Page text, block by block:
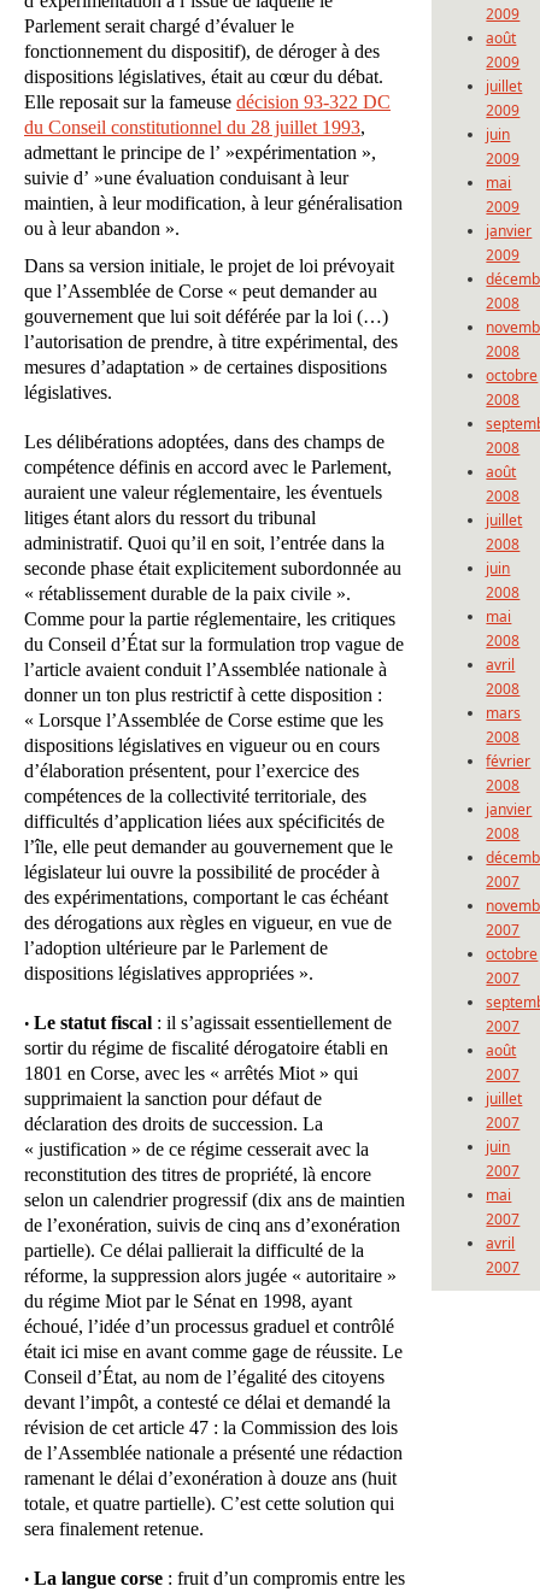
Parlement serait chargé d’évaluer le
fonctionnement du dispositif), de déroger à des
dispositions législatives, était au cœur du débat.
Elle reposait sur la fameuse décision 93-322 DC
du Conseil constitutionnel du 28 juillet 1993,
admettant le principe de l’ »expérimentation »,
suivie d’ »une évaluation conduisant à leur
maintien, à leur modification, à leur généralisation
ou à leur abandon ».
Dans sa version initiale, le projet de loi prévoyait
que l’Assemblée de Corse « peut demander au
gouvernement que lui soit déférée par la loi (…)
l’autorisation de prendre, à titre expérimental, des
mesures d’adaptation » de certaines dispositions
législatives.
Les délibérations adoptées, dans des champs de
compétence définis en accord avec le Parlement,
auraient une valeur réglementaire, les éventuels
litiges étant alors du ressort du tribunal
administratif. Quoi qu’il en soit, l’entrée dans la
seconde phase était explicitement subordonnée au
« rétablissement durable de la paix civile ».
Comme pour la partie réglementaire, les critiques
du Conseil d’État sur la formulation trop vague de
l’article avaient conduit l’Assemblée nationale à
donner un ton plus restrictif à cette disposition :
« Lorsque l’Assemblée de Corse estime que les
dispositions législatives en vigueur ou en cours
d’élaboration présentent, pour l’exercice des
compétences de la collectivité territoriale, des
difficultés d’application liées aux spécificités de
l’île, elle peut demander au gouvernement que le
législateur lui ouvre la possibilité de procéder à
des expérimentations, comportant le cas échéant
des dérogations aux règles en vigueur, en vue de
l’adoption ultérieure par le Parlement de
dispositions législatives appropriées ».
• Le statut fiscal : il s’agissait essentiellement de
sortir du régime de fiscalité dérogatoire établi en
1801 en Corse, avec les « arrêtés Miot » qui
supprimaient la sanction pour défaut de
déclaration des droits de succession. La
« justification » de ce régime cesserait avec la
reconstitution des titres de propriété, là encore
selon un calendrier progressif (dix ans de maintien
de l’exonération, suivis de cinq ans d’exonération
partielle). Ce délai pallierait la difficulté de la
réforme, la suppression alors jugée « autoritaire »
du régime Miot par le Sénat en 1998, ayant
échoué, l’idée d’un processus graduel et contrôlé
était ici mise en avant comme gage de réussite. Le
Conseil d’État, au nom de l’égalité des citoyens
devant l’impôt, a contesté ce délai et demandé la
révision de cet article 47 : la Commission des lois
de l’Assemblée nationale a présenté une rédaction
ramenant le délai d’exonération à douze ans (huit
totale, et quatre partielle). C’est cette solution qui
sera finalement retenue.
• La langue corse : fruit d’un compromis entre les
2009
août
2009
juillet
2009
juin
2009
mai
2009
janvier
2009
2008
2008
octobre
2008
2008
août
2008
juillet
2008
juin
2008
mai
2008
avril
2008
mars
2008
février
2008
janvier
2008
2007
2007
octobre
2007
2007
août
2007
juillet
2007
juin
2007
mai
2007
avril
2007